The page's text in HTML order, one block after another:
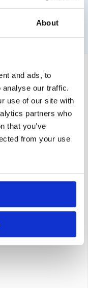
About
and ads, to
analyse our traffic.
use of our site with
partners who
that you’ve
from your use